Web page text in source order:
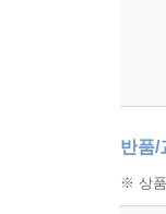
반품/
※ 상